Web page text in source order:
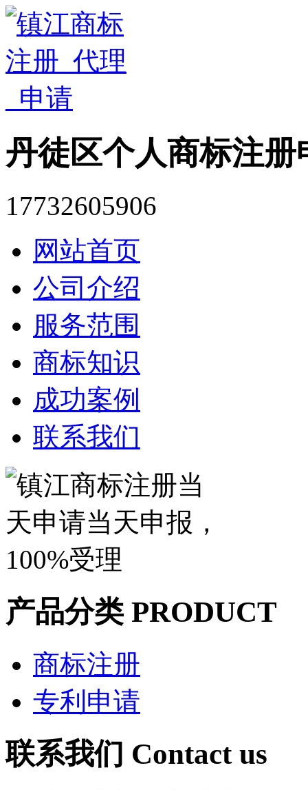
丹徒区个人商标注册
17732605906
网站首页
公司介绍
服务范围
商标知识
成功案例
联系我们
产品分类 PRODUCT
商标注册
专利申请
联系我们 Contact us